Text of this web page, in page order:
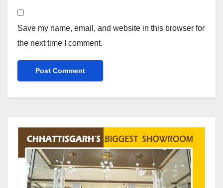
Save my name, email, and website in this browser for
the next time I comment.